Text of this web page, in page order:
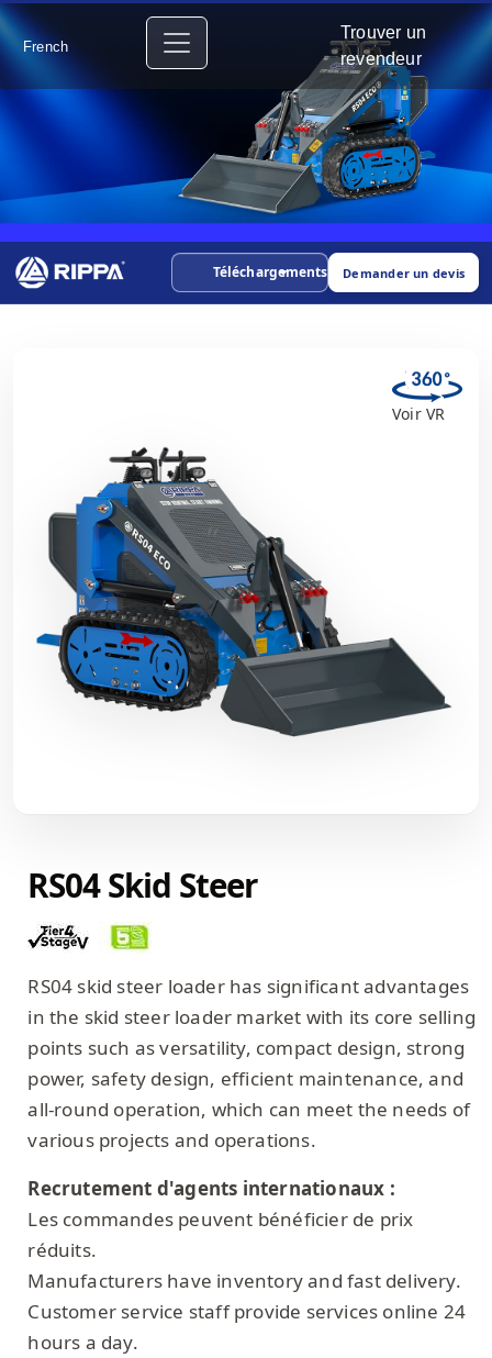
French
Trouver un
revendeur
Téléchargements Demander un devis
Voir VR
RS04 Skid Steer
RS04 skid steer loader has significant advantages
in the skid steer loader market with its core selling
points such as versatility, compact design, strong
power, safety design, efficient maintenance, and
all-round operation, which can meet the needs of
various projects and operations.
Recrutement d'agents internationaux :
Les commandes peuvent bénéficier de prix
réduits.
Manufacturers have inventory and fast delivery.
Customer service staff provide services online 24
hours a day.